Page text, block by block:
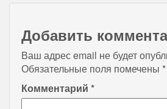
Добавить
Ваш адрес email не будет
Обязательные поля помечены *
Комментарий *